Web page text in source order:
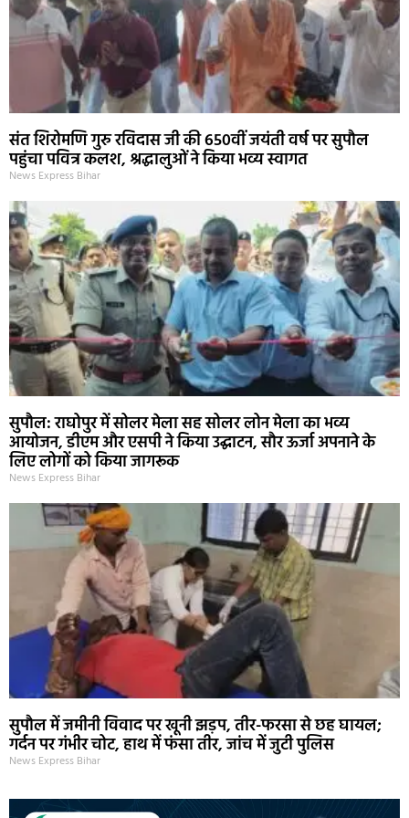
संत शिरोमणि गुरु रविदास जी की 650वीं जयंती वर्ष पर सुपौल
पहुंचा पवित्र कलश, श्रद्धालुओं ने किया भव्य स्वागत
News Express Bihar
सुपौल: राघोपुर में सोलर मेला सह सोलर लोन मेला का भव्य
आयोजन, डीएम और एसपी ने किया उद्घाटन, सौर ऊर्जा अपनाने के
लिए लोगों को किया जागरूक
News Express Bihar
सुपौल में जमीनी विवाद पर खूनी झड़प, तीर-फरसा से छह घायल;
गर्दन पर गंभीर चोट, हाथ में फंसा तीर, जांच में जुटी पुलिस
News Express Bihar